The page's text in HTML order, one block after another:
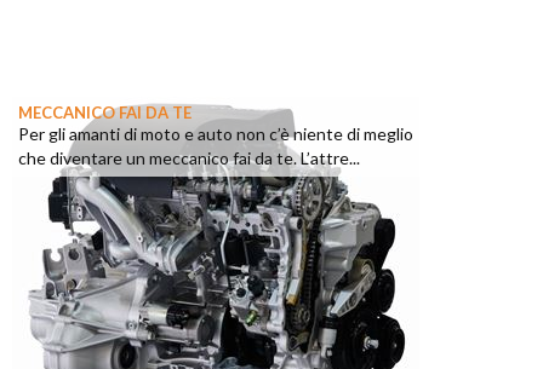
MECCANICO FAI DA TE
Per gli amanti di moto e auto non c’è niente di meglio
che diventare un meccanico fai da te. L’attre...